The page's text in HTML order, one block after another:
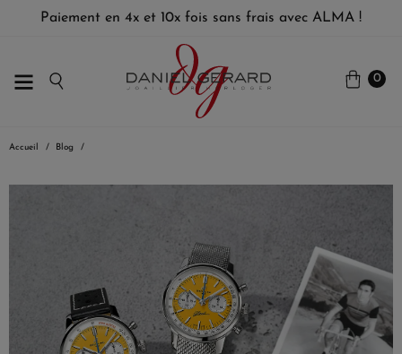
Paiement en 4x et 10x fois sans frais avec ALMA !
0
Accueil Blog